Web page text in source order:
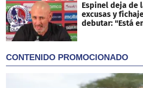
Espinel deja de
excusas y
debutar: "Está